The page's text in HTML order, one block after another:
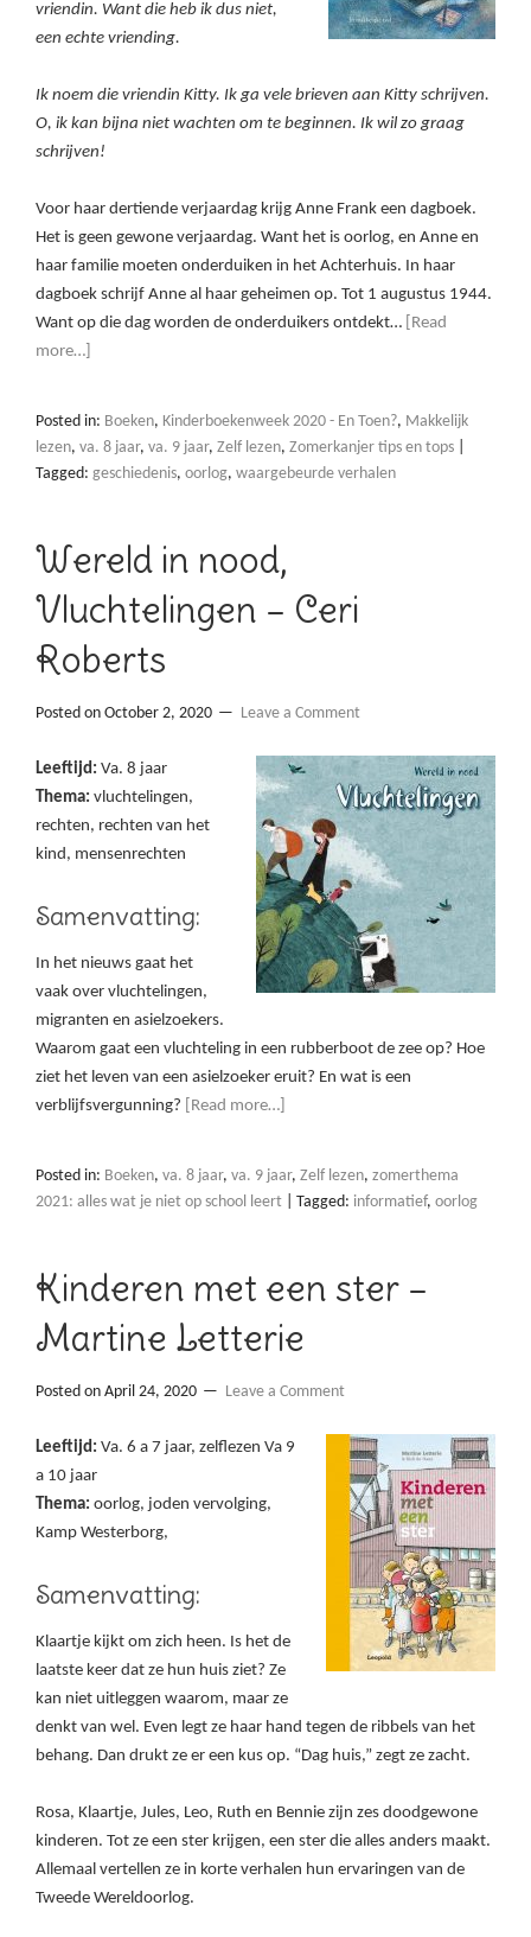
vriendin. Want die heb ik dus niet,
een echte vriending.
Ik noem die vriendin Kitty. Ik ga vele brieven aan Kitty schrijven.
O, ik kan bijna niet wachten om te beginnen. Ik wil zo graag
schrijven!
Voor haar dertiende verjaardag krijg Anne Frank een dagboek.
Het is geen gewone verjaardag. Want het is oorlog, en Anne en
haar familie moeten onderduiken in het Achterhuis. In haar
dagboek schrijf Anne al haar geheimen op. Tot 1 augustus 1944.
Want op die dag worden de onderduikers ontdekt… [Read
more…]
Posted in: Boeken, Kinderboekenweek 2020 - En Toen?, Makkelijk
lezen, va. 8 jaar, va. 9 jaar, Zelf lezen, Zomerkanjer tips en tops
Tagged: geschiedenis, oorlog, waargebeurde verhalen
Wereld in nood,
Vluchtelingen – Ceri
Roberts
Posted on October 2, 2020 Leave a Comment
Leeftijd: Va. 8 jaar
Thema: vluchtelingen,
rechten, rechten van het
kind, mensenrechten
Samenvatting:
In het nieuws gaat het
vaak over vluchtelingen,
migranten en asielzoekers.
Waarom gaat een vluchteling in een rubberboot de zee op? Hoe
ziet het leven van een asielzoeker eruit? En wat is een
verblijfsvergunning?
[Read more…]
Posted in: Boeken, va. 8 jaar, va. 9 jaar, Zelf lezen, zomerthema
2021: alles wat je niet op school leert
Tagged: informatief, oorlog
Kinderen met een ster –
Martine Letterie
Posted on April 24, 2020 Leave a Comment
Leeftijd: Va. 6 a 7 jaar, zelflezen Va 9
a 10 jaar
Thema: oorlog, joden vervolging,
Kamp Westerborg,
Samenvatting:
Klaartje kijkt om zich heen. Is het de
laatste keer dat ze hun huis ziet? Ze
kan niet uitleggen waarom, maar ze
denkt van wel. Even legt ze haar hand tegen de ribbels van het
behang. Dan drukt ze er een kus op. “Dag huis,” zegt ze zacht.
Rosa, Klaartje, Jules, Leo, Ruth en Bennie zijn zes doodgewone
kinderen. Tot ze een ster krijgen, een ster die alles anders maakt.
Allemaal vertellen ze in korte verhalen hun ervaringen van de
Tweede Wereldoorlog.